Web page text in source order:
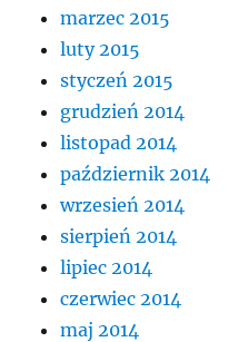
marzec 2015
luty 2015
styczeń 2015
grudzień 2014
listopad 2014
październik 2014
wrzesień 2014
sierpień 2014
lipiec 2014
czerwiec 2014
maj 2014